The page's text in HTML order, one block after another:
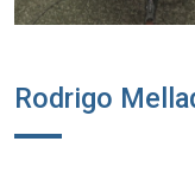
Rodrigo